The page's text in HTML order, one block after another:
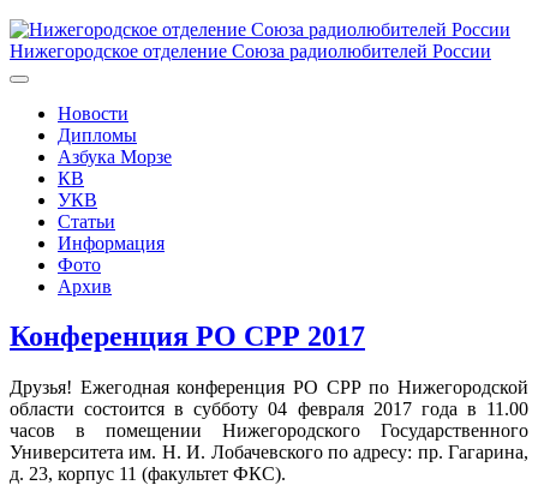
Нижегородское отделение Союза радиолюбителей России
Новости
Дипломы
Азбука Морзе
КВ
УКВ
Статьи
Информация
Фото
Архив
Конференция РО СРР 2017
Друзья! Ежегодная конференция РО СРР по Нижегородской
области состоится в субботу 04 февраля 2017 года в 11.00
часов в помещении Нижегородского Государственного
Университета им. Н. И. Лобачевского по адресу: пр. Гагарина,
д. 23, корпус 11 (факультет ФКС).